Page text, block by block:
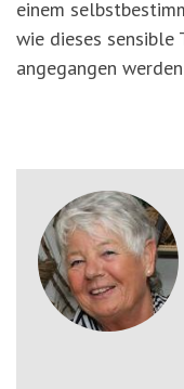
einem
wie dieses sensible
angegangen